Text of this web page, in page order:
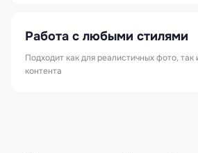
Работа с любыми стилями
Подходит как для реалистичных фото, так
контента